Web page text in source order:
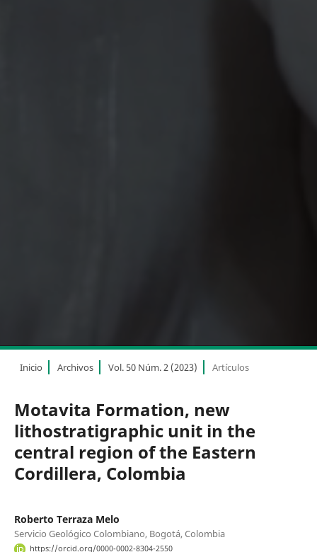
Inicio Archivos Vol. 50 Núm. 2 (2023) Artículos
Motavita Formation, new
lithostratigraphic unit in the
central region of the Eastern
Cordillera, Colombia
Roberto Terraza Melo
Servicio Geológico Colombiano, Bogotá, Colombia
https://orcid.org/0000-0002-8304-2550